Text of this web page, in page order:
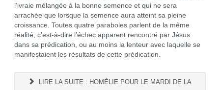
l’ivraie mélangée à la bonne semence et qui ne sera
arrachée que lorsque la semence aura atteint sa pleine
croissance. Toutes quatre paraboles parlent de la même
réalité, c’est-à-dire l’échec apparent rencontré par Jésus
dans sa prédication, ou au moins la lenteur avec laquelle se
manifestaient les résultats de cette prédication.
LIRE LA SUITE : HOMÉLIE POUR LE MARDI DE LA